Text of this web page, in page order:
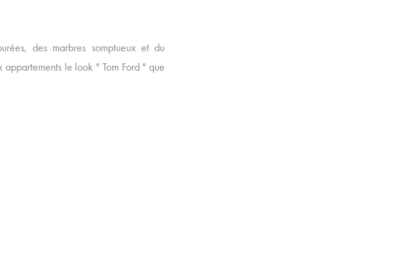
des marbres somptueux et du
le look " Tom Ford " que